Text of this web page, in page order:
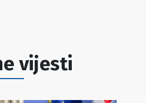
vijesti